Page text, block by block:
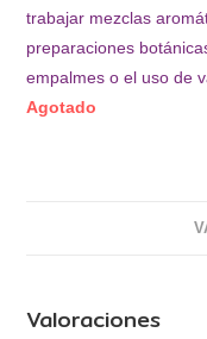
trabajar mezclas
preparaciones
empalmes o el uso de
Agotado
Valoraciones